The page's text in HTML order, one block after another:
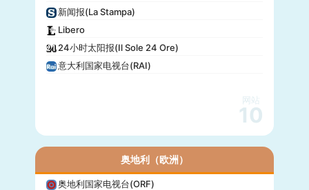
新闻报(La Stampa)
Libero
24小时太阳报(Il Sole 24 Ore)
意大利国家电视台(RAI)
网站
10
奥地利（欧洲）
奥地利国家电视台(ORF)